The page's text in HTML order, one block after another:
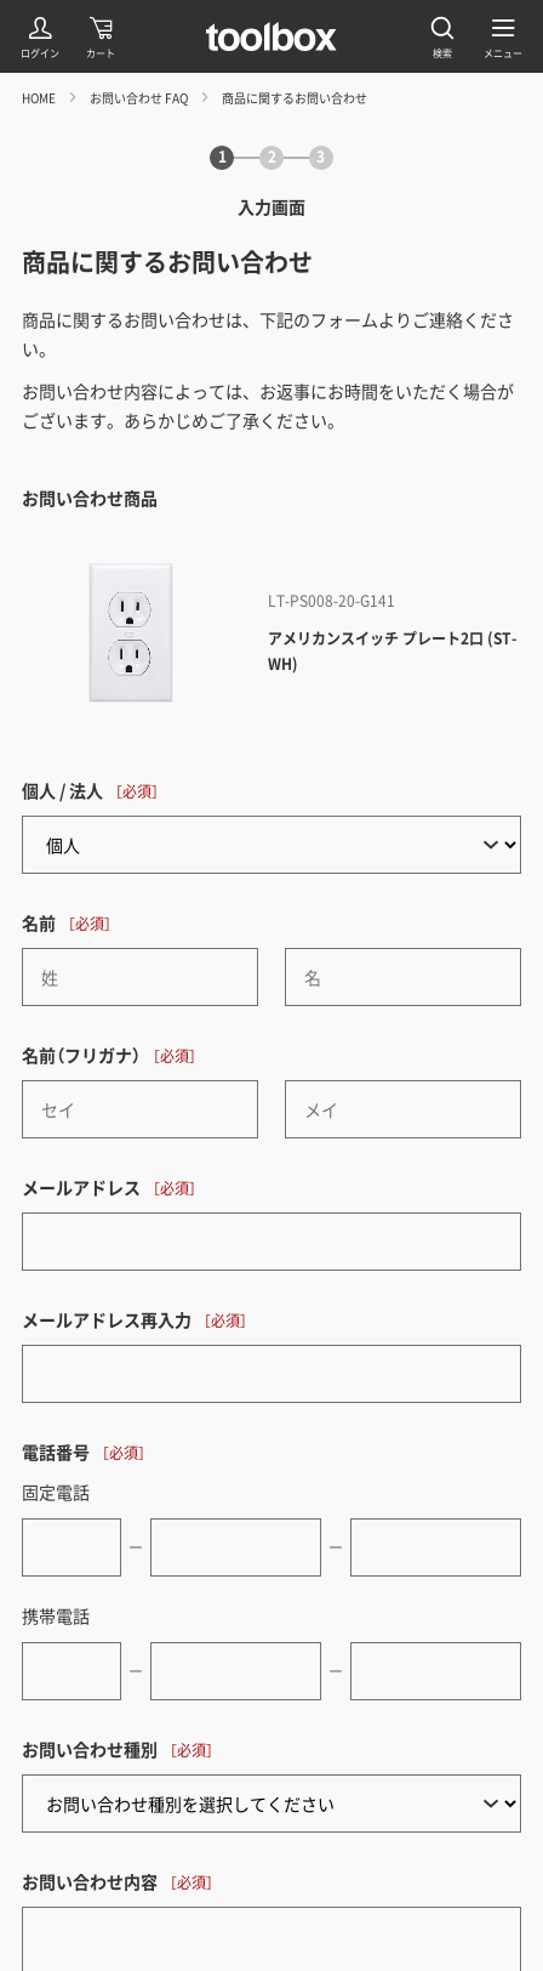
HOME お問い合わせ FAQ 商品に関するお問い合わせ
1 2 3
入力画面
商品に関するお問い合わせ
商品に関するお問い合わせは、下記のフォームよりご連絡くださ
い。
お問い合わせ内容によっては、お返事にお時間をいただく場合が
ございます。あらかじめご了承ください。
お問い合わせ商品
LT-PS008-20-G141
アメリカンスイッチ プレート2口 (ST-
WH)
個人 / 法人
名前
名前（フリガナ）
メールアドレス
メールアドレス再入力
電話番号
固定電話
ー ー
携帯電話
ー ー
お問い合わせ種別
お問い合わせ内容